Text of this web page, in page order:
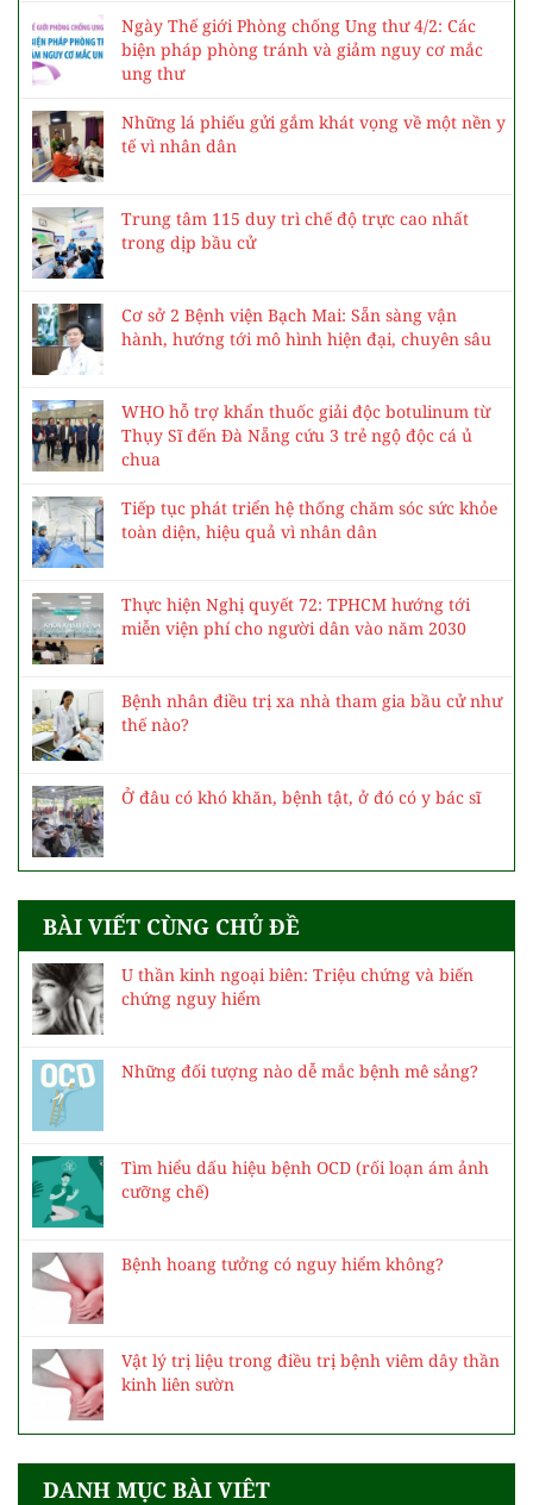
Ngày Thế giới Phòng chống Ung thư 4/2: Các
biện pháp phòng tránh và giảm nguy cơ mắc
ung thư
Những lá phiếu gửi gắm khát vọng về một nền y
tế vì nhân dân
Trung tâm 115 duy trì chế độ trực cao nhất
trong dịp bầu cử
Cơ sở 2 Bệnh viện Bạch Mai: Sẵn sàng vận
hành, hướng tới mô hình hiện đại, chuyên sâu
WHO hỗ trợ khẩn thuốc giải độc botulinum từ
Thụy Sĩ đến Đà Nẵng cứu 3 trẻ ngộ độc cá ủ
chua
Tiếp tục phát triển hệ thống chăm sóc sức khỏe
toàn diện, hiệu quả vì nhân dân
Thực hiện Nghị quyết 72: TPHCM hướng tới
miễn viện phí cho người dân vào năm 2030
Bệnh nhân điều trị xa nhà tham gia bầu cử như
thế nào?
Ở đâu có khó khăn, bệnh tật, ở đó có y bác sĩ
BÀI VIẾT CÙNG CHỦ ĐỀ
U thần kinh ngoại biên: Triệu chứng và biến
chứng nguy hiểm
Những đối tượng nào dễ mắc bệnh mê sảng?
Tìm hiểu dấu hiệu bệnh OCD (rối loạn ám ảnh
cưỡng chế)
Bệnh hoang tưởng có nguy hiểm không?
Vật lý trị liệu trong điều trị bệnh viêm dây thần
kinh liên sườn
DANH MỤC BÀI VIÊT